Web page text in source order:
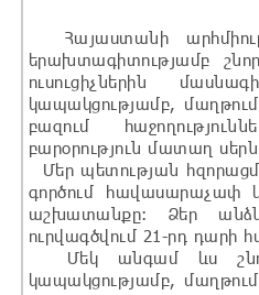
Հայաստանի
երախտագիտությամբ
ուսուցիչներին
կապակցությամբ,
բազում
բարօրություն մատաղ
Մեր պետության
գործում հավասարաչափ
աշխատանքը: Ձեր
ուրվագծվում 21-րդ դարի
Մեկ անգամ ևս
կապակցությամբ, մաղթում